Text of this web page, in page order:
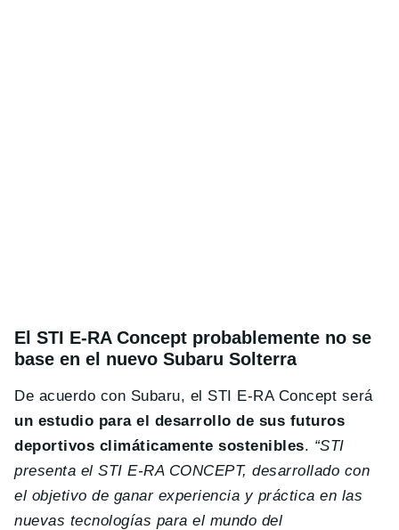
El STI E-RA Concept probablemente no se
base en el nuevo Subaru Solterra
De acuerdo con Subaru, el STI E-RA Concept será
un estudio para el desarrollo de sus futuros
deportivos climáticamente sostenibles. “STI
presenta el STI E-RA CONCEPT, desarrollado con
el objetivo de ganar experiencia y práctica en las
nuevas tecnologías para el mundo del